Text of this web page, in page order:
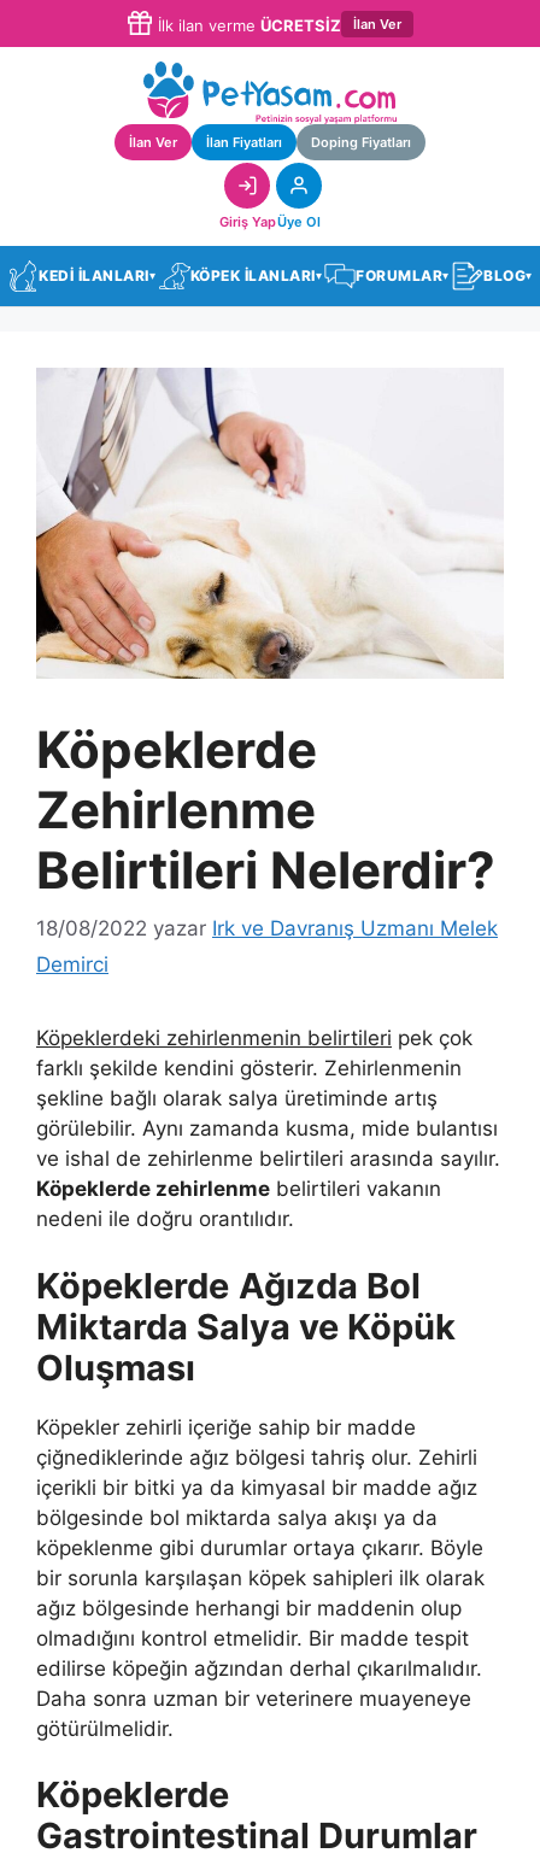
İlk ilan verme ÜCRETSİZ İlan Ver
İlan Ver İlan Fiyatları Doping Fiyatları
Giriş YapÜye Ol
KEDİ İLANLARI▾ KÖPEK İLANLARI▾ FORUMLAR▾ BLOG▾
Köpeklerde
Zehirlenme
Belirtileri Nelerdir?
18/08/2022 yazar Irk ve Davranış Uzmanı Melek
Demirci
Köpeklerdeki zehirlenmenin belirtileri pek çok
farklı şekilde kendini gösterir. Zehirlenmenin
şekline bağlı olarak salya üretiminde artış
görülebilir. Aynı zamanda kusma, mide bulantısı
ve ishal de zehirlenme belirtileri arasında sayılır.
Köpeklerde zehirlenme belirtileri vakanın
nedeni ile doğru orantılıdır.
Köpeklerde Ağızda Bol
Miktarda Salya ve Köpük
Oluşması
Köpekler zehirli içeriğe sahip bir madde
çiğnediklerinde ağız bölgesi tahriş olur. Zehirli
içerikli bir bitki ya da kimyasal bir madde ağız
bölgesinde bol miktarda salya akışı ya da
köpeklenme gibi durumlar ortaya çıkarır. Böyle
bir sorunla karşılaşan köpek sahipleri ilk olarak
ağız bölgesinde herhangi bir maddenin olup
olmadığını kontrol etmelidir. Bir madde tespit
edilirse köpeğin ağzından derhal çıkarılmalıdır.
Daha sonra uzman bir veterinere muayeneye
götürülmelidir.
Köpeklerde
Gastrointestinal Durumlar